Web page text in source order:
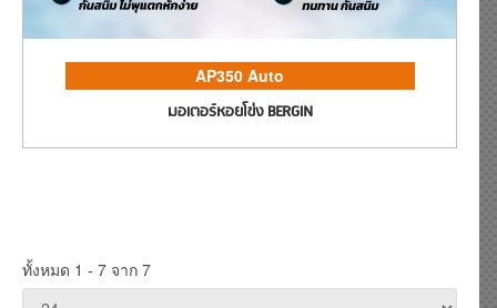
AP350 Auto
มอเตอร์หอยโข่ง BERGIN
ทั้งหมด 1 - 7 จาก 7